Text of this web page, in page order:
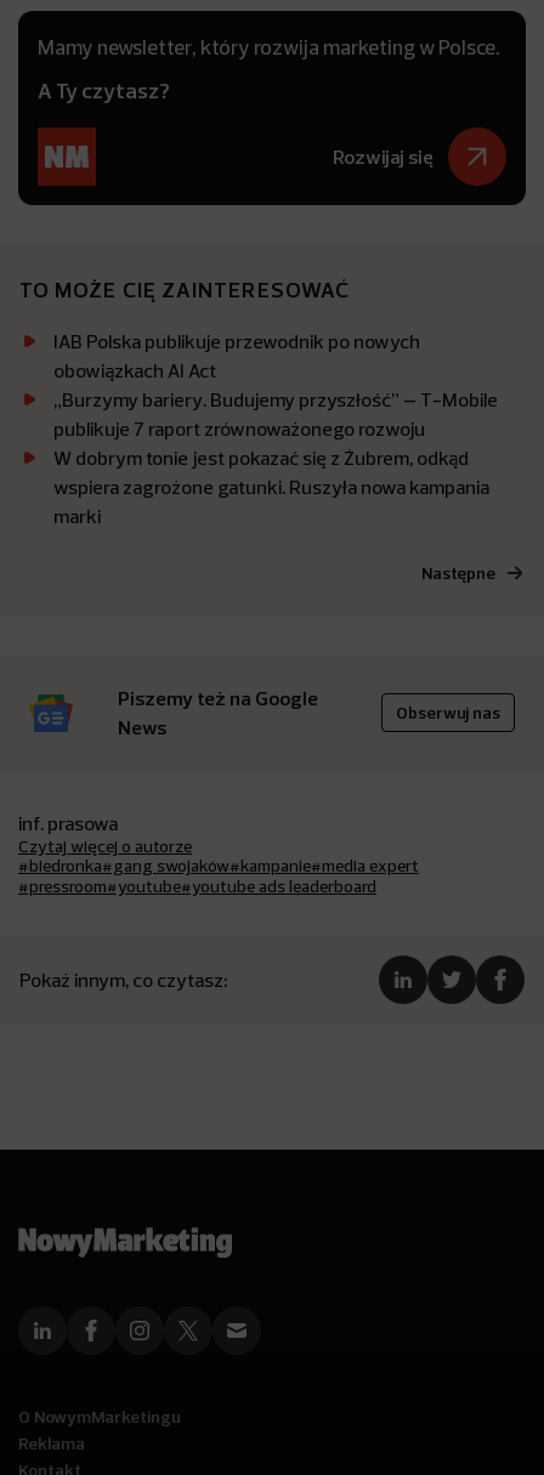
Mamy newsletter, który rozwija marketing w Polsce.
A Ty czytasz?
Rozwijaj się
TO MOŻE CIĘ ZAINTERESOWAĆ
IAB Polska publikuje przewodnik po nowych
obowiązkach AI Act
„Burzymy bariery. Budujemy przyszłość” – T-Mobile
publikuje 7 raport zrównoważonego rozwoju
W dobrym tonie jest pokazać się z Żubrem, odkąd
wspiera zagrożone gatunki. Ruszyła nowa kampania
marki
Następne
Piszemy też na Google
News
Obserwuj nas
inf. prasowa
Czytaj więcej o autorze
#biedronka#gang swojaków#kampanie#media expert
#pressroom#youtube#youtube ads leaderboard
Pokaż innym, co czytasz:
O NowymMarketingu
Reklama
Kontakt